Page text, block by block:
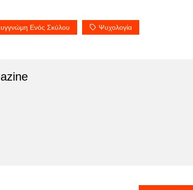
Ενός Σκύλου Ψυχολογία